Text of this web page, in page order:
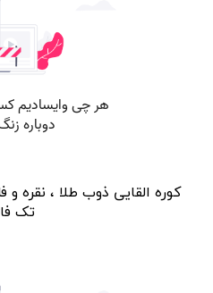
کوره القایی ذوب طلا ، نقره و
تک